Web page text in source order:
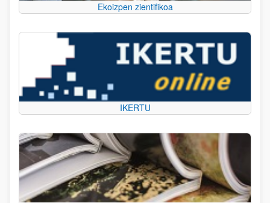
Ekoizpen zientifikoa
IKERTU